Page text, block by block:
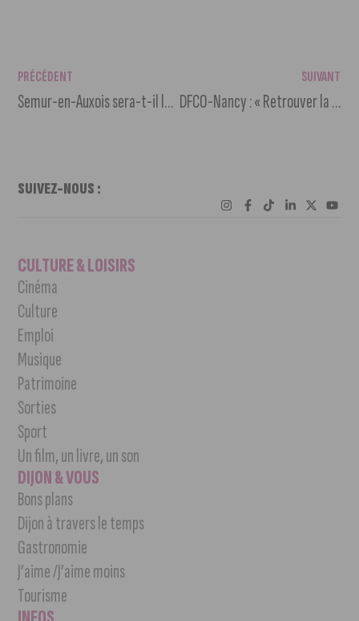
PRÉCÉDENT
Semur-en-Auxois sera-t-il le village préféré des Français ?
SUIVANT
DFCO-Nancy : « Retrouver la solidité et l’efficacité offensive à domicile »
SUIVEZ-NOUS :
CULTURE & LOISIRS
Cinéma
Culture
Emploi
Musique
Patrimoine
Sorties
Sport
Un film, un livre, un son
DIJON & VOUS
Bons plans
Dijon à travers le temps
Gastronomie
J’aime /J’aime moins
Tourisme